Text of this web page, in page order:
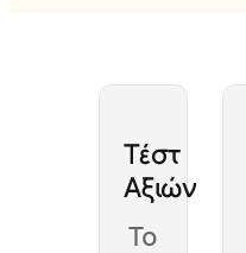
Τέστ
Αξιών
Το